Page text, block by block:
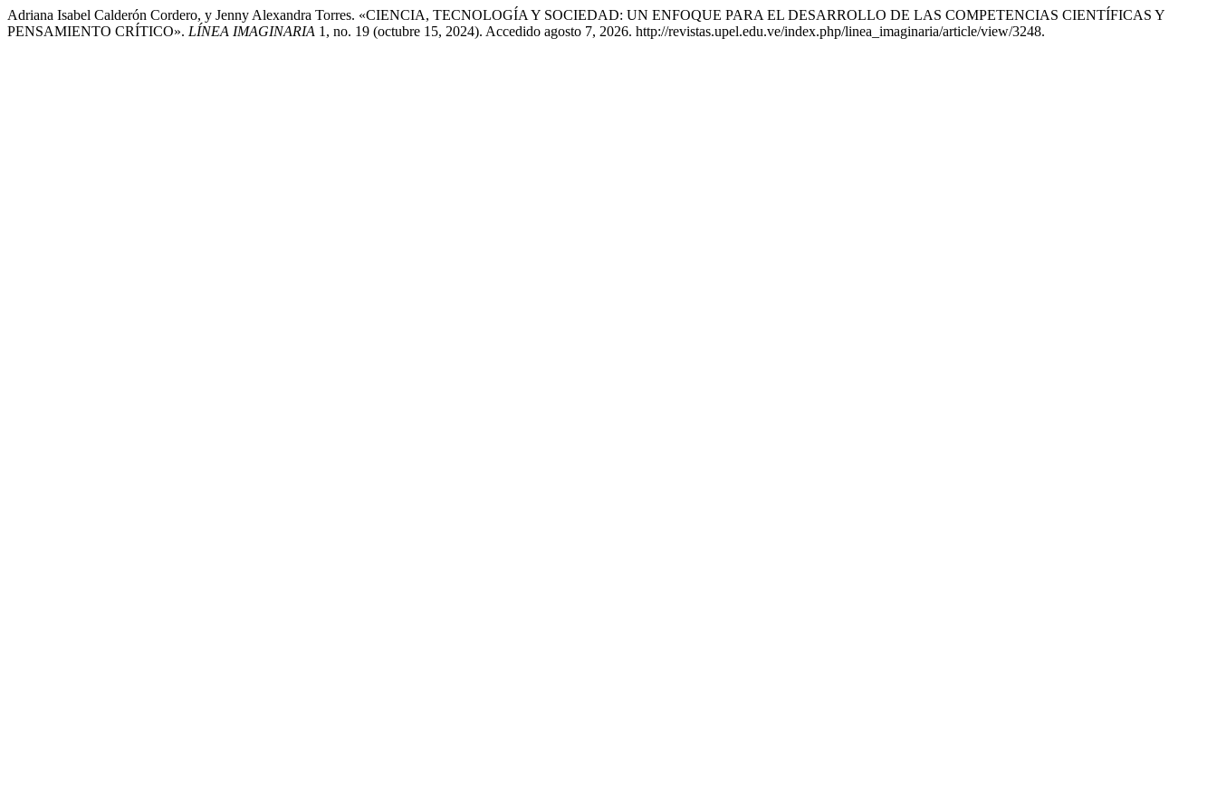
Adriana Isabel Calderón Cordero, y Jenny Alexandra Torres. «CIENCIA, TECNOLOGÍA Y SOCIEDAD: UN ENFOQUE PARA EL DESARROLLO DE LAS COMPETENCIAS CIENTÍFICAS Y
PENSAMIENTO CRÍTICO». LÍNEA IMAGINARIA 1, no. 19 (octubre 15, 2024). Accedido agosto 7, 2026. http://revistas.upel.edu.ve/index.php/linea_imaginaria/article/view/3248.